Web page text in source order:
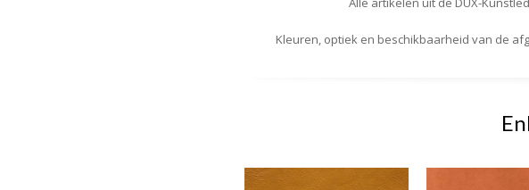
Kleuren, optiek en beschikbaarheid van de